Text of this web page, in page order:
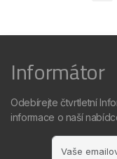
Informátor
Odebírejte čtvrtletní
informace o naší